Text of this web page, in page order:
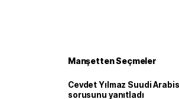
Manşetten Seçmeler
Cevdet Yılmaz Suudi
sorusunu yanıtladı